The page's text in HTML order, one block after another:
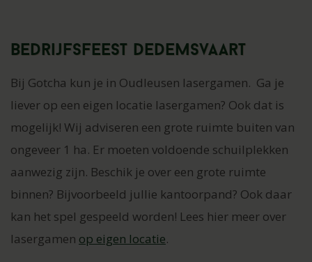
Bedrijfsfeest Dedemsvaart
Bij Gotcha kun je in Oudleusen lasergamen. Ga je
liever op een eigen locatie lasergamen? Ook dat is
mogelijk! Wij adviseren een grote ruimte buiten van
ongeveer 1 ha. Er moeten voldoende schuilplekken
aanwezig zijn. Beschik je over een grote ruimte
binnen? Bijvoorbeeld jullie kantoorpand? Ook daar
kan het spel gespeeld worden! Lees hier meer over
lasergamen op eigen locatie.